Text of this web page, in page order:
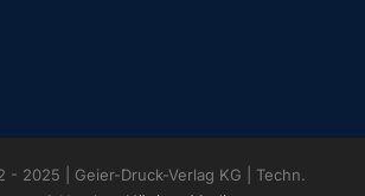
- 2025 | Geier-Druck-Verlag KG | Techn.